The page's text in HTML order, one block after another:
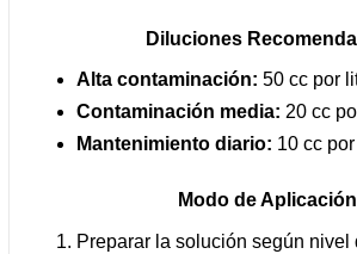
Diluciones
Alta contaminación: 50 cc por
Contaminación media: 20 cc
Mantenimiento diario: 10 cc
Modo de Aplicación
Preparar la solución según nivel